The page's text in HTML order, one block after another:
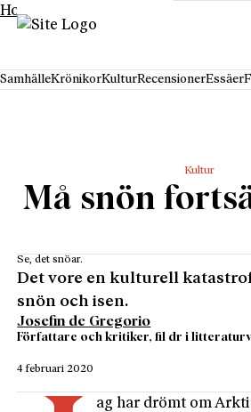
Hoppa till innehåll
SamhälleKrönikorKulturRecensionerEssäer
Kultur
Må snön
Se, det snöar.
Det vore en kulturell
snön och isen.
Josefin de Gregorio
Författare och kritiker, fil dr i
4 februari 2020
ag har drömt om